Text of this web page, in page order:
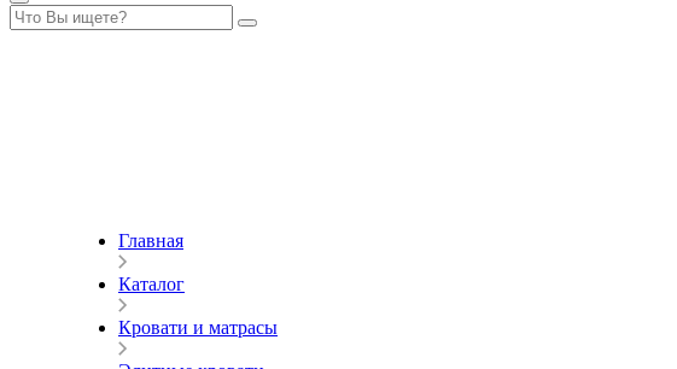
Главная
Каталог
Кровати и матрасы